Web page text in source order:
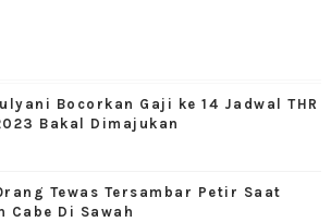
Bocorkan Gaji ke 14 Jadwal THR
Bakal Dimajukan
Tewas Tersambar Petir Saat
Cabe Di Sawah